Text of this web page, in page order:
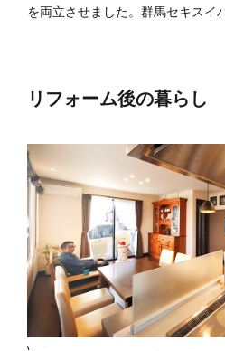
を両立させました。 群馬セキスイ
リフォーム後の暮らし